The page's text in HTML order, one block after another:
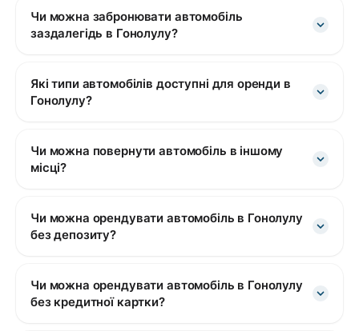
Чи можна забронювати автомобіль
заздалегідь в Гонолулу?
Які типи автомобілів доступні для оренди в
Гонолулу?
Чи можна повернути автомобіль в іншому
місці?
Чи можна орендувати автомобіль в Гонолулу
без депозиту?
Чи можна орендувати автомобіль в Гонолулу
без кредитної картки?